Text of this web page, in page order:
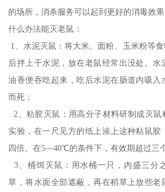
的场所，消杀服务可以起到更好的消毒效果
什么办法能灭老鼠：
1、水泥灭鼠：将大米、面粉、玉米粉等
后拌上干水泥，放在老鼠经常出没处。
油香便吞吃起来，吃后水泥在肠道内吸入
而死；
2、粘胶灭鼠：用高分子材料研制成灭鼠
实验，在一尺见方的纸上涂上这种粘鼠胶
四倍。在5—40℃的条件下，有效期超过三
3、桶饵灭鼠：用水桶一只，内盛三分
草，将水面全部遮蔽，再在稻草上放些老